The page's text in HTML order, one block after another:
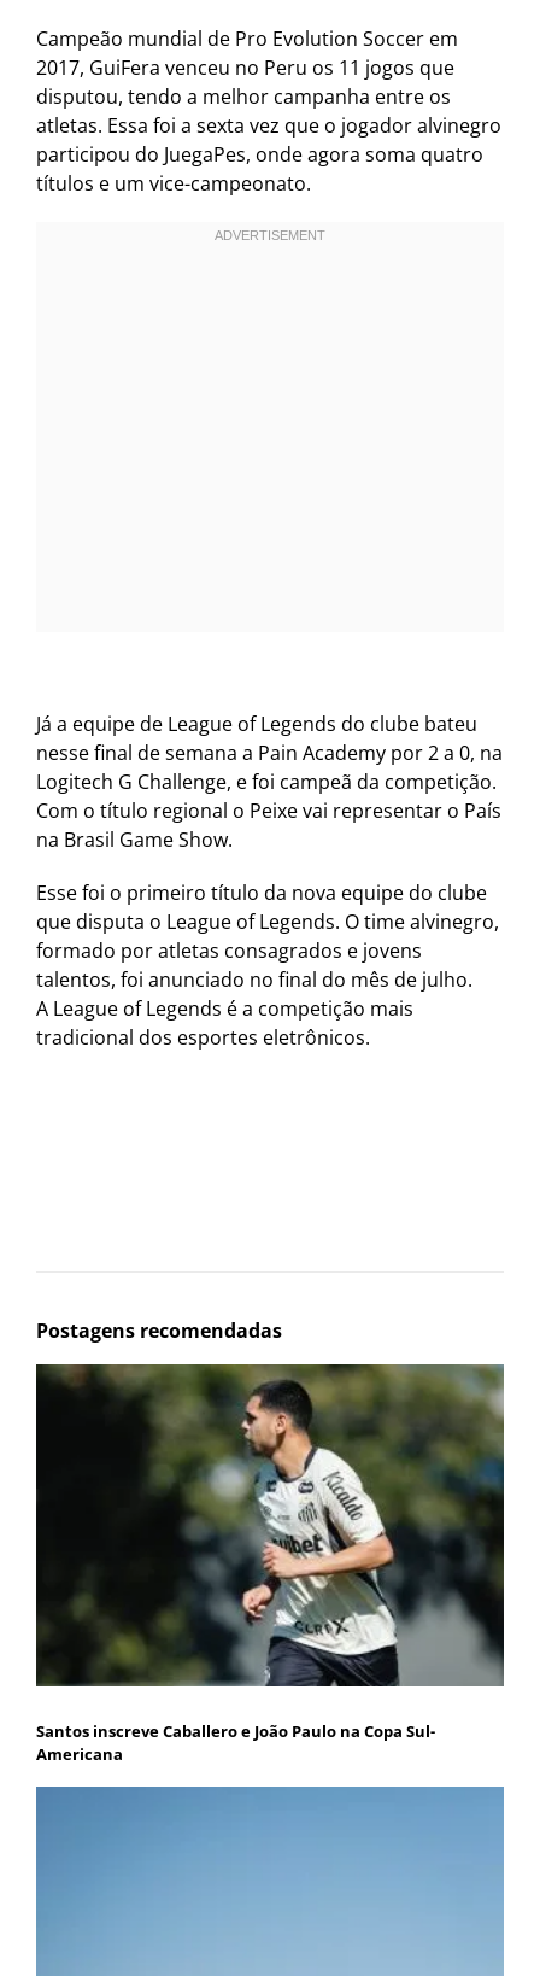
Campeão mundial de Pro Evolution Soccer em
2017, GuiFera venceu no Peru os 11 jogos que
disputou, tendo a melhor campanha entre os
atletas. Essa foi a sexta vez que o jogador alvinegro
participou do JuegaPes, onde agora soma quatro
títulos e um vice-campeonato.
Já a equipe de League of Legends do clube bateu
nesse final de semana a Pain Academy por 2 a 0, na
Logitech G Challenge, e foi campeã da competição.
Com o título regional o Peixe vai representar o País
na Brasil Game Show.
Esse foi o primeiro título da nova equipe do clube
que disputa o League of Legends. O time alvinegro,
formado por atletas consagrados e jovens
talentos, foi anunciado no final do mês de julho.
A League of Legends é a competição mais
tradicional dos esportes eletrônicos.
Postagens recomendadas
Santos inscreve Caballero e João Paulo na Copa Sul-
Americana